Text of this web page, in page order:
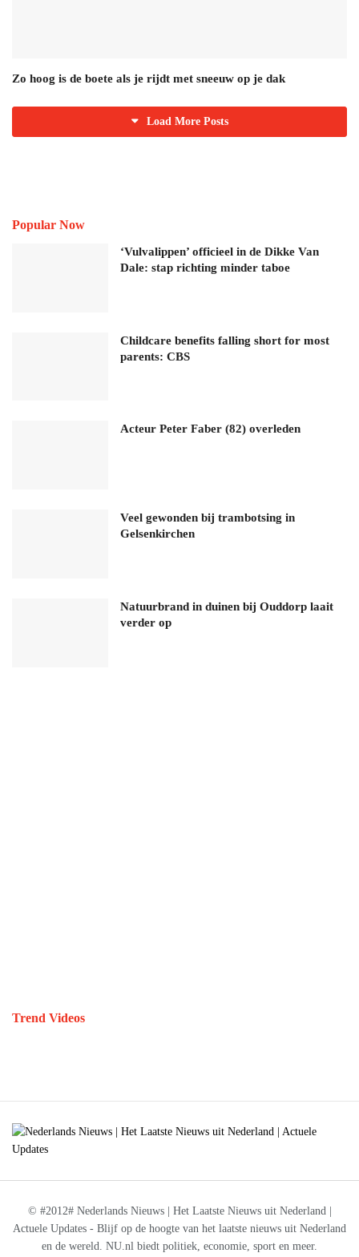
Zo hoog is de boete als je rijdt met sneeuw op je dak
Load More Posts
Popular Now
‘Vulvalippen’ officieel in de Dikke Van
Dale: stap richting minder taboe
Childcare benefits falling short for most
parents: CBS
Acteur Peter Faber (82) overleden
Veel gewonden bij trambotsing in
Gelsenkirchen
Natuurbrand in duinen bij Ouddorp laait
verder op
Trend Videos
© #2012# Nederlands Nieuws | Het Laatste Nieuws uit Nederland |
Actuele Updates - Blijf op de hoogte van het laatste nieuws uit Nederland
en de wereld. NU.nl biedt politiek, economie, sport en meer.